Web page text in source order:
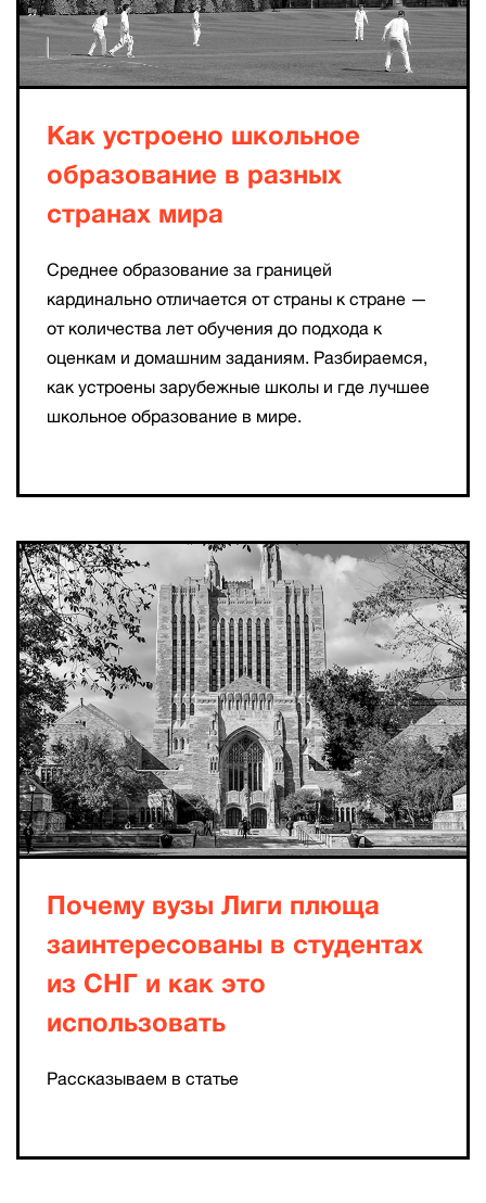
Как устроено школьное
образование в разных
странах мира
Среднее образование за границей
кардинально отличается от страны к стране —
от количества лет обучения до подхода к
оценкам и домашним заданиям. Разбираемся,
как устроены зарубежные школы и где лучшее
школьное образование в мире.
Почему вузы Лиги плюща
заинтересованы в студентах
из СНГ и как это
использовать
Рассказываем в статье